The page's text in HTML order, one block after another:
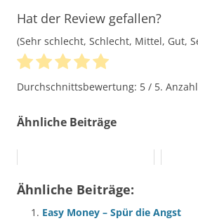
Hat der Review gefallen?
(Sehr schlecht, Schlecht, Mittel, Gut,
Durchschnittsbewertung: 5 / 5.
Ähnliche Beiträge
Ähnliche Beiträge:
Easy Money – Spür die Angst